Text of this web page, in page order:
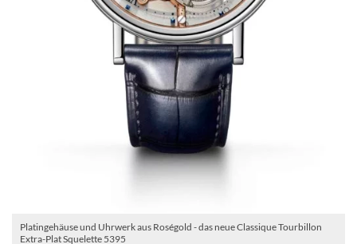
Platingehäuse und Uhrwerk aus Roségold - das neue Classique Tourbillon
Extra-Plat Squelette 5395